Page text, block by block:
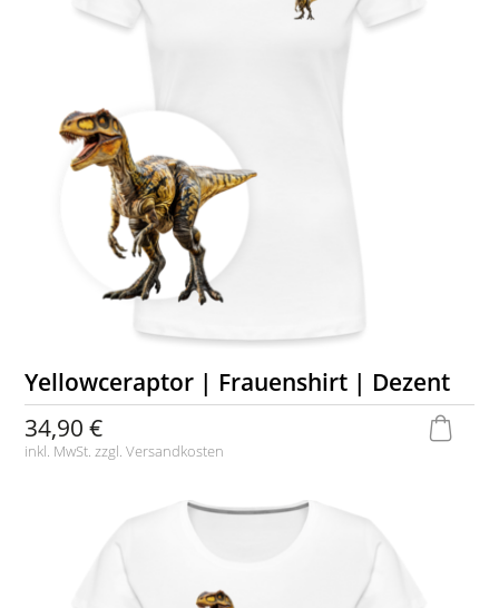
Yellowceraptor | Frauenshirt | Dezent
34,90 €
inkl. MwSt. zzgl.Versandkosten